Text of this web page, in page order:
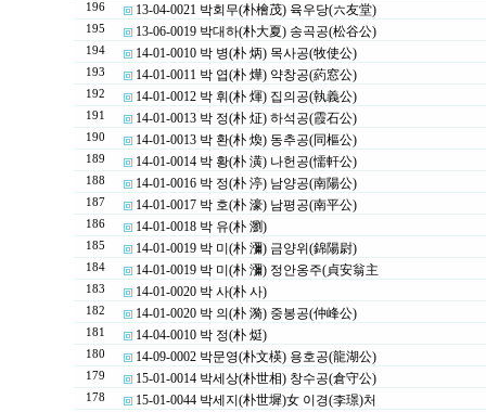
196 13-04-0021 박회무(朴檜茂) 육우당(六友堂)
195 13-06-0019 박대하(朴大夏) 송곡공(松谷公)
194 14-01-0010 박 병(朴 炳) 목사공(牧使公)
193 14-01-0011 박 엽(朴 燁) 약창공(葯窓公)
192 14-01-0012 박 휘(朴 煇) 집의공(執義公)
191 14-01-0013 박 정(朴 炡) 하석공(霞石公)
190 14-01-0013 박 환(朴 煥) 동추공(同樞公)
189 14-01-0014 박 황(朴 潢) 나헌공(懦軒公)
188 14-01-0016 박 정(朴 渟) 남양공(南陽公)
187 14-01-0017 박 호(朴 濠) 남평공(南平公)
186 14-01-0018 박 유(朴 瀏)
185 14-01-0019 박 미(朴 瀰) 금양위(錦陽尉)
184 14-01-0019 박 미(朴 瀰) 정안옹주(貞安翁主
183 14-01-0020 박 사(朴 사)
182 14-01-0020 박 의(朴 漪) 중봉공(仲峰公)
181 14-04-0010 박 정(朴 烶)
180 14-09-0002 박문영(朴文楧) 용호공(龍湖公)
179 15-01-0014 박세상(朴世相) 창수공(倉守公)
178 15-01-0044 박세지(朴世墀)女 이경(李璟)처